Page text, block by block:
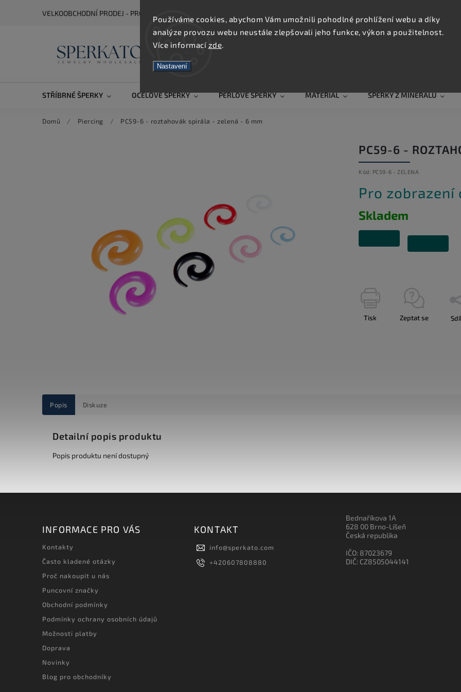
Používáme cookies, abychom Vám umožnili pohodlné prohlížení webu a díky
analýze provozu webu neustále zlepšovali jeho funkce, výkon a použitelnost.
Více informací zde.
Nastavení
VELKOOBCHODNÍ PRODEJ - PRO ZOBRAZENÍ CEN SE REGISTRUJTE
STŘÍBRNÉ ŠPERKY OCELOVÉ ŠPERKY PERLOVÉ ŠPERKY MATERIÁL ŠPERKY Z MINERÁLŮ
Domů / Piercing / PC59-6 - roztahovák spirála - zelená - 6 mm
PC59-6 -
Kód: PC59-6 - ZELENA
Pro zobrazení
Skladem
Tisk Zeptat se
Popis Diskuze
Detailní popis produktu
Popis produktu není dostupný
INFORMACE PRO VÁS
Kontakty
Často kladené otázky
Proč nakoupit u nás
Puncovní značky
Obchodní podmínky
Podmínky ochrany osobních údajů
Možnosti platby
Doprava
Novinky
Blog pro obchodníky
KONTAKT
info@sperkato.com
+420607808880
Bednaříkova 1A
628 00 Brno-Líšeň
Česká republika
IČO: 87023679
DIČ: CZ8505044141